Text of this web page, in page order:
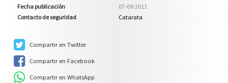
Fecha publicación
07-09-2011
Contacto de seguridad
Catarata
Compartir en Twitter
Compartir en Facebook
Compartir en WhatsApp